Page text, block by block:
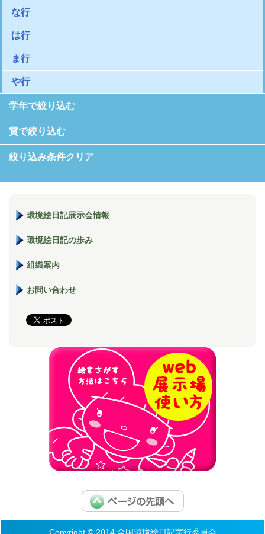
な行
は行
ま行
や行
学年で絞り込む
賞で絞り込む
絞り込み条件クリア
環境絵日記展示会情報
環境絵日記の歩み
組織案内
お問い合わせ
Copyright © 2014 全国環境絵日記実行委員会